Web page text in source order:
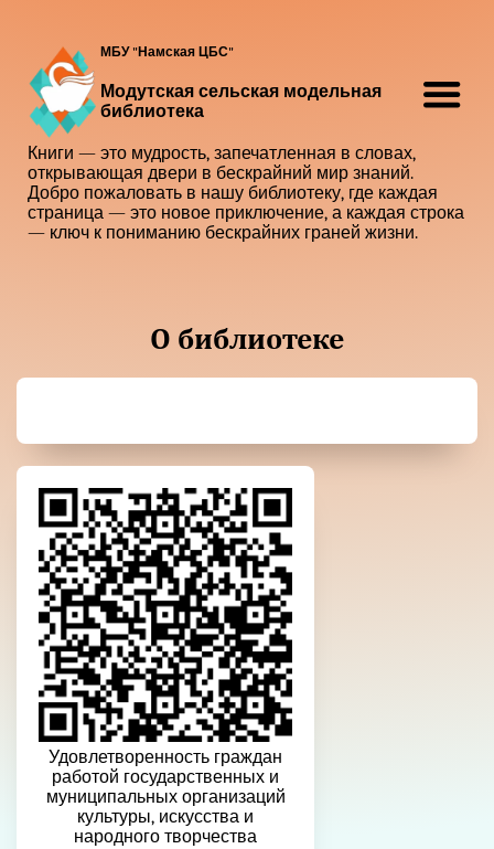
МБУ "Намская ЦБС"
Модутская сельская модельная
библиотека
Книги — это мудрость, запечатленная в словах,
открывающая двери в бескрайний мир знаний.
Добро пожаловать в нашу библиотеку, где каждая
страница — это новое приключение, а каждая строка
— ключ к пониманию бескрайних граней жизни.
О библиотеке
Удовлетворенность граждан
работой государственных и
муниципальных организаций
культуры, искусства и
народного творчества